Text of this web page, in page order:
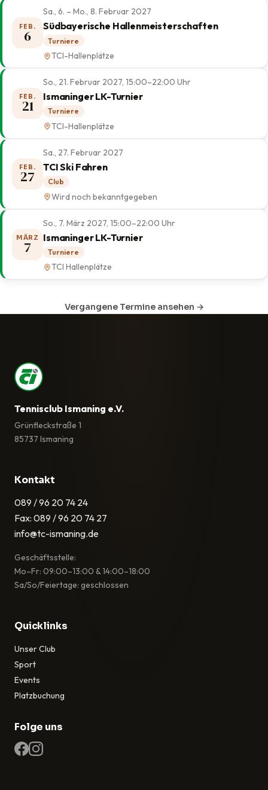
FEB.
6
Sa., 6. – Mo., 8. Februar 2027
Südbayerische Hallenmeisterschaften
Turniere
TCI-Hallenplätze
FEB.
21
So., 21. Februar 2027, 15:00–22:00 Uhr
Ismaninger LK-Turnier
Turniere
TCI-Hallenplätze
FEB.
27
Sa., 27. Februar 2027
TCI Ski Fahren
Club
Wird noch bekanntgegeben
MÄRZ
7
So., 7. März 2027, 15:00–22:00 Uhr
Ismaninger LK-Turnier
Turniere
TCI Hallenplätze
Vergangene Termine ansehen →
Tennisclub Ismaning e.V.
Grünfleckstraße 1
85737 Ismaning
Kontakt
089 / 96 20 74 24
Fax: 089 / 96 20 74 27
info@tc-ismaning.de
Geschäftsstelle:
Mo–Fr: 09:00–13:00 & 14:00–18:00
Sa/So/Feiertage: geschlossen
Quicklinks
Unser Club
Sport
Events
Platzbuchung
Folge uns